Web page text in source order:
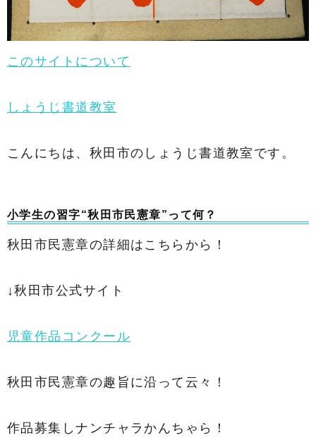
このサイトについて
しょうじ書道教室
こんにちは、秋田市のしょうじ書道教室です。
小学生の習字“秋田市民憲章”って何？
秋田市民憲章の詳細はこちらから！
↓秋田市公式サイト
児童作品コンクール
秋田市民憲章の趣旨に沿って云々！
作品募集しナンチャラかんちゃら！